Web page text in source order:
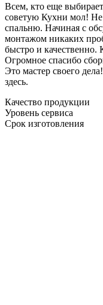
Всем, кто еще
советую Кухни мол! Не
спальню. Начиная с
монтажом никаких
быстро и
Огромное спасибо
Это мастер своего
здесь.
Качество продукции
Уровень сервиса
Срок изготовления